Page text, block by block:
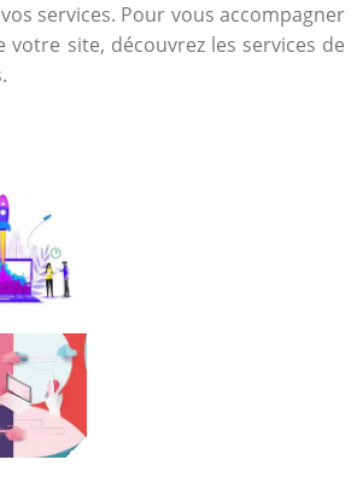
services. Pour vous accompagner
votre site, découvrez les services de